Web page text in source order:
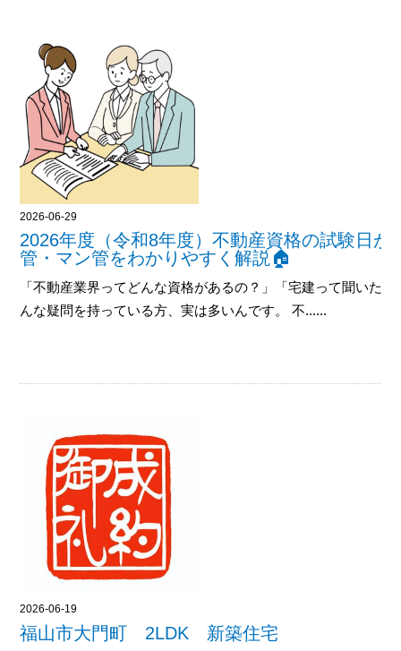
2026-06-29
2026年度（令和8年度）不動産資格の試験日が
管・マン管をわかりやすく解説🏠
「不動産業界ってどんな資格があるの？」「宅建って聞いた
んな疑問を持っている方、実は多いんです。 不......
2026-06-19
福山市大門町 2LDK 新築住宅